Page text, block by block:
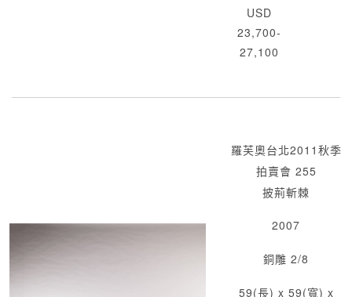
USD
23,700-
27,100
羅芙奧台北2011秋季
拍賣會 255
披荊斬棘
2007
銅雕 2/8
59(長) x 59(寬) x